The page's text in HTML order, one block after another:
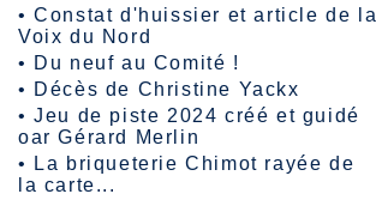
•Constat d'huissier et article de la
Voix du Nord
• Du neuf au Comité !
• Décès de Christine Yackx
•Jeu de piste 2024 créé et guidé
oar Gérard Merlin
•
La briqueterie Chimot rayée de
la carte...